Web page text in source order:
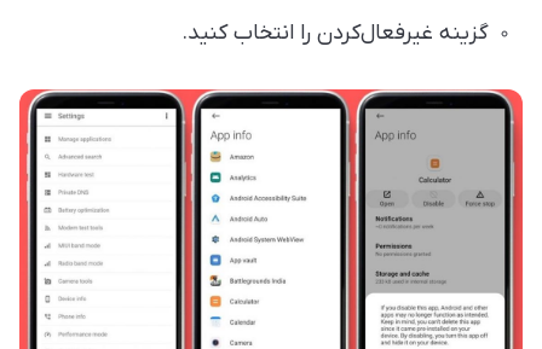
گزینه غیرفعال‌کردن را انتخاب کنید.